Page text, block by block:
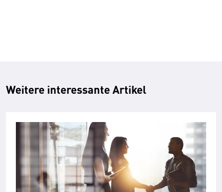
Weitere interessante Artikel